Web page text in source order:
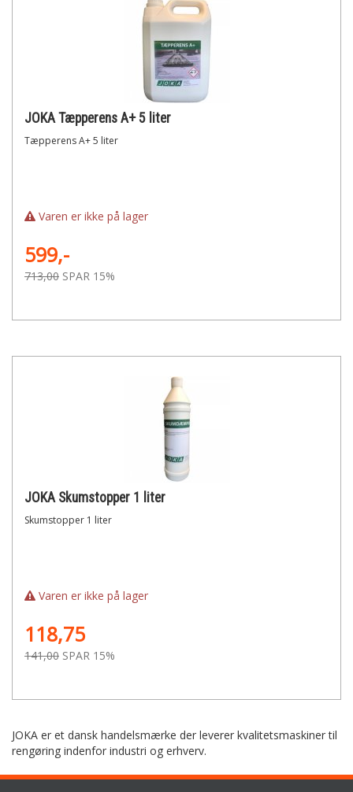
JOKA Tæpperens A+ 5 liter
Tæpperens A+ 5 liter
Varen er ikke på lager
599,-
713,00 SPAR 15%
JOKA Skumstopper 1 liter
Skumstopper 1 liter
Varen er ikke på lager
118,75
141,00 SPAR 15%
JOKA er et dansk handelsmærke der leverer kvalitetsmaskiner til
rengøring indenfor industri og erhverv.